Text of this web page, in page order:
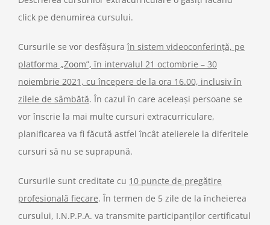
click pe denumirea cursului.
Cursurile se vor desfășuraîn sistem videoconferință, pe
platforma „Zoom”, în intervalul 21 octombrie – 30
noiembrie 2021, cu începere de la ora 16.00, inclusiv în
zilele de sâmbătă. În cazul în care aceleași persoane se
vor înscrie la mai multe cursuri extracurriculare,
planificarea va fi făcută astfel încât atelierele la diferitele
cursuri să nu se suprapună.
Cursurile sunt creditate cu 10 puncte de pregătire
profesională fiecare. În termen de 5 zile de la încheierea
cursului, I.N.P.P.A. va transmite participanților certificatul